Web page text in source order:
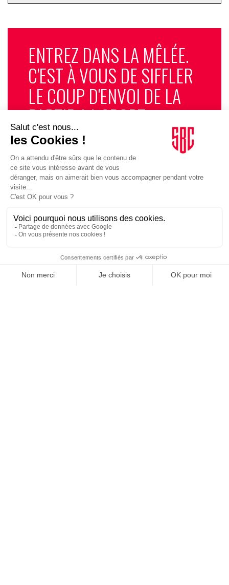
ENTREZ DANS LA MÊLÉE.
C'EST À VOUS DE SIFFLER
LE COUP D'ENVOI DE LA
PARTIE. LA SPORT
BUSINESS CLUB
NEWSLETTER, TOUS LES
MATINS, C'EST GRATUIT
1 2 6 7 57